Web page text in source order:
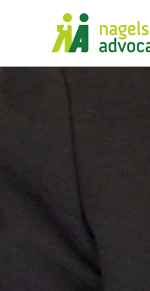
inhoud